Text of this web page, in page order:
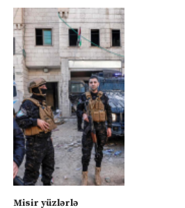
‘fasiləsiz’...
İyul 31, 2025
Misir yüzlərlə